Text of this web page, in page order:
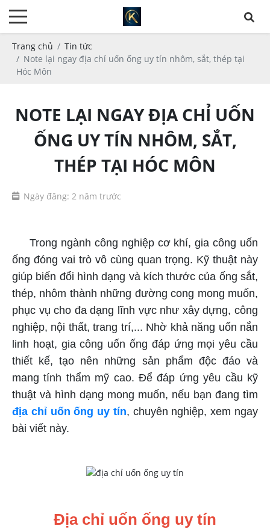
Trang chủ
Tin tức
Note lại ngay địa chỉ uốn ống uy tín nhôm, sắt, thép tại
Hóc Môn
NOTE LẠI NGAY ĐỊA CHỈ UỐN
ỐNG UY TÍN NHÔM, SẮT,
THÉP TẠI HÓC MÔN
Ngày đăng: 2 năm trước
Trong ngành công nghiệp cơ khí, gia công uốn
ống đóng vai trò vô cùng quan trọng. Kỹ thuật này
giúp biến đổi hình dạng và kích thước của ống sắt,
thép, nhôm thành những đường cong mong muốn,
phục vụ cho đa dạng lĩnh vực như xây dựng, công
nghiệp, nội thất, trang trí,... Nhờ khả năng uốn nắn
linh hoạt, gia công uốn ống đáp ứng mọi yêu cầu
thiết kế, tạo nên những sản phẩm độc đáo và
mang tính thẩm mỹ cao. Để đáp ứng yêu cầu kỹ
thuật và hình dạng mong muốn, nếu bạn đang tìm
địa chỉ uốn ống uy tín, chuyên nghiệp, xem ngay
bài viết này.
Địa chỉ uốn ống uy tín